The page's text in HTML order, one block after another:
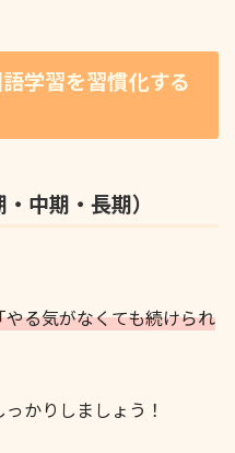
学習を習慣化する
中期・長期）
やる気がなくても続けられ
かりしましょう！